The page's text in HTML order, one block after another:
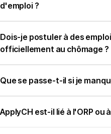
d'emploi ?
Dois-je postuler à des
officiellement au chômage ?
Que se passe-t-il si je
ApplyCH est-il lié à l'ORP ou